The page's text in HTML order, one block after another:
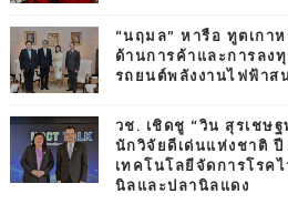
“นฤมล” หารือ ทูตเกา
ด้านการค้าและการลง
รถยนต์พลังงานไฟฟ้าส
วช. เชิดชู “วิน สุรเชษ
นักวิจัยดีเด่นแห่งชาติ
เทคโนโลยีจัดการโรค
นิลและปลานิลแดง